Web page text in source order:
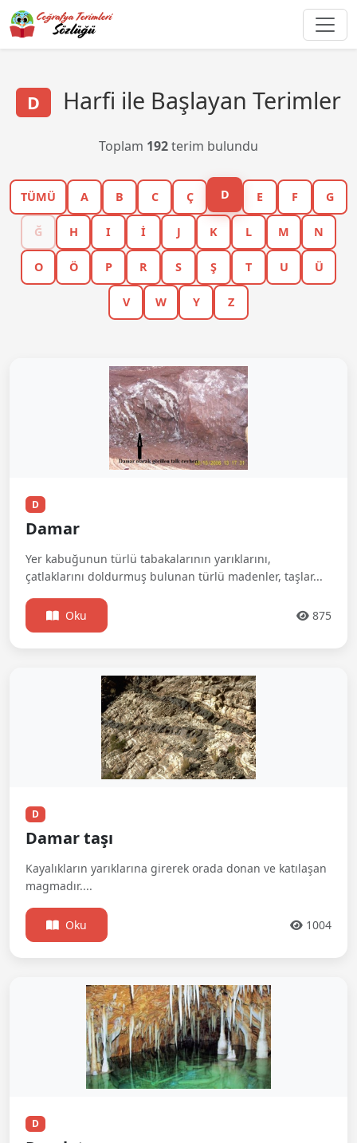
D Harfi ile Başlayan Terimler
Toplam 192terim bulundu
TÜMÜ A B C Ç D E F G
Ğ H I İ J K L M N
O Ö P R S Ş T U Ü
V W Y Z
D
Damar
Yer kabuğunun türlü tabakalarının yarıklarını,
çatlaklarını doldurmuş bulunan türlü madenler, taşlar...
Oku 875
D
Damar taşı
Kayalıkların yarıklarına girerek orada donan ve katılaşan
magmadır....
Oku 1004
D